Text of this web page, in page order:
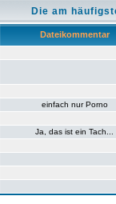
Die am
Dateikommentar
einfach nur Porno
Ja, das ist ein Tach...